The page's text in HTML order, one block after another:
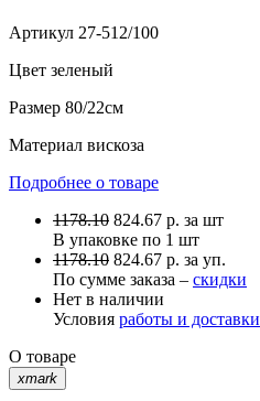
Артикул 27-512/100
Цвет зеленый
Размер 80/22см
Материал вискоза
Подробнее о товаре
1178.10 824.67 р. за шт
В упаковке по 1 шт
1178.10 824.67 р. за уп.
По сумме заказа – скидки
Нет в наличии
Условия работы и доставки
О товаре
xmark